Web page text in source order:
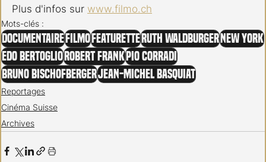
Plus d'infos sur www.filmo.ch
Mots-clés :
Documentaire FILMO Featurette Ruth WaldburgerNew York
Edo Bertoglio Robert Frank Pio Corradi
Bruno BischofbergerJean-Michel Basquiat
Reportages
Cinéma Suisse
Archives